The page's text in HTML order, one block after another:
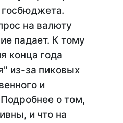
на валюту
падает. К тому
конца года
из-за пиковых
и
о том,
и что на